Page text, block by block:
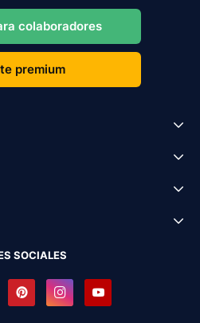
colaboradores
premium
SOCIALES